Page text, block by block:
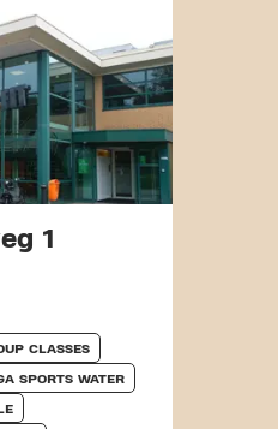
1
CLASSES
SPORTS WATER